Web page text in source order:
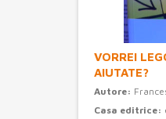
VORREI
AIUTATE?
Autore:
Casa editrice: